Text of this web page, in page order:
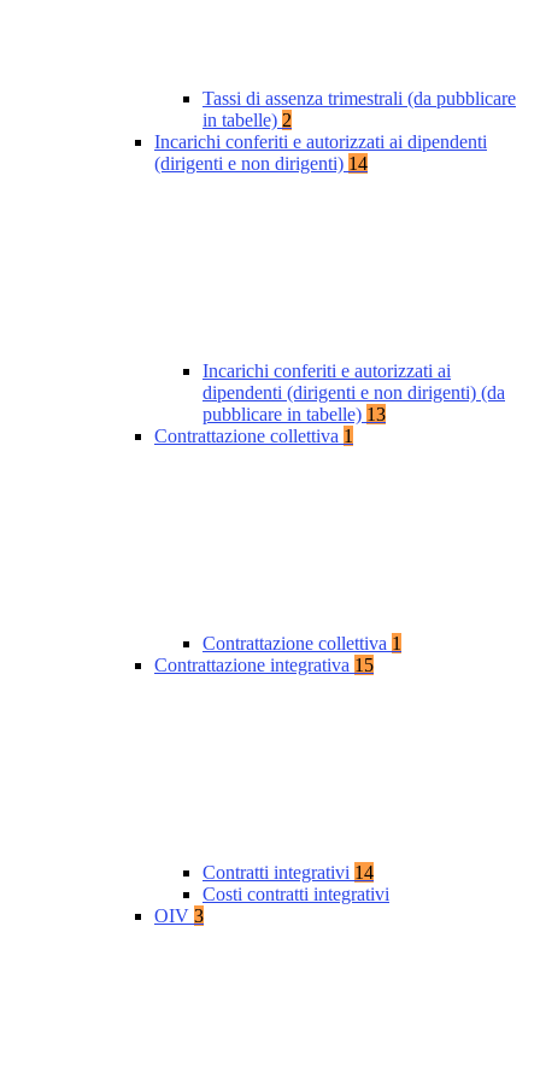
Tassi di assenza trimestrali (da pubblicare
in tabelle) 2
Incarichi conferiti e autorizzati ai dipendenti
(dirigenti e non dirigenti) 14
Incarichi conferiti e autorizzati ai
dipendenti (dirigenti e non dirigenti) (da
pubblicare in tabelle) 13
Contrattazione collettiva 1
Contrattazione collettiva 1
Contrattazione integrativa 15
Contratti integrativi 14
Costi contratti integrativi
OIV 3